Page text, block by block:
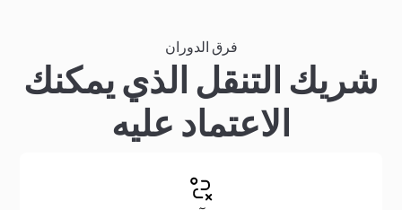
فرق الدوران
شريك التنقل الذي يمكنك
الاعتماد عليه